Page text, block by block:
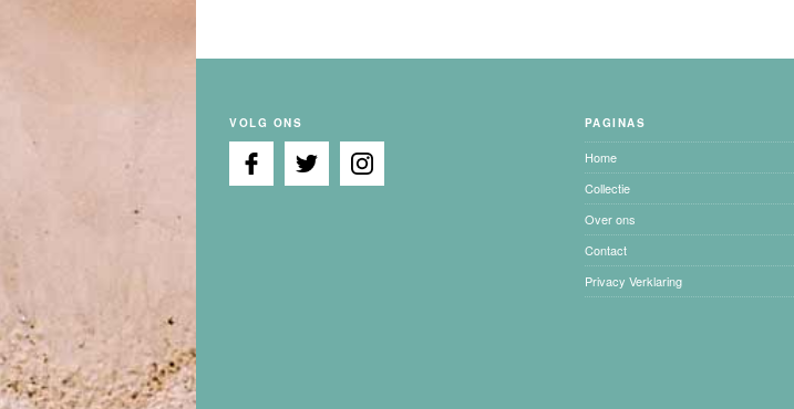
VOLG ONS PAGINAS
Home
Collectie
Over ons
Contact
Privacy Verklaring